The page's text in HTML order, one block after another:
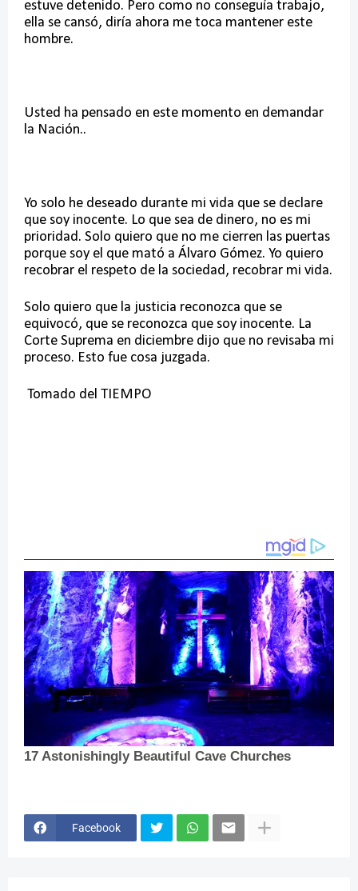
estuve detenido. Pero como no conseguía trabajo,
ella se cansó, diría ahora me toca mantener este
hombre.
Usted ha pensado en este momento en demandar
la Nación..
Yo solo he deseado durante mi vida que se declare
que soy inocente. Lo que sea de dinero, no es mi
prioridad. Solo quiero que no me cierren las puertas
porque soy el que mató a Álvaro Gómez. Yo quiero
recobrar el respeto de la sociedad, recobrar mi vida.
Solo quiero que la justicia reconozca que se
equivocó, que se reconozca que soy inocente. La
Corte Suprema en diciembre dijo que no revisaba mi
proceso. Esto fue cosa juzgada.
Tomado del TIEMPO
Facebook